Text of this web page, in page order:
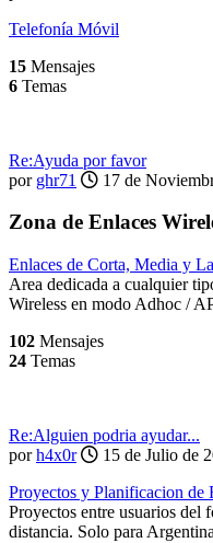
Telefonía Móvil
15 Mensajes
6 Temas
Re:Ayuda por favor
por ghr71 17 de
Zona de Enlaces
Enlaces de Corta, Media y
Area dedicada a cualquier
Wireless en modo Adhoc /
102 Mensajes
24 Temas
Re:Alguien podria ayudar...
porh4x0r
15 de Julio de
Proyectos y Planificacion de
Proyectos entre usuarios del
distancia. Solo para